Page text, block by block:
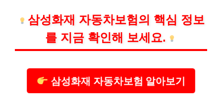
삼성화재 자동차보험의 핵심 정보
를 지금 확인해 보세요.
삼성화재 자동차보험 알아보기